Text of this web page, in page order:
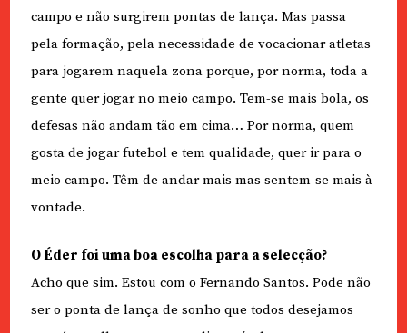
campo e não surgirem pontas de lança. Mas passa
pela formação, pela necessidade de vocacionar atletas
para jogarem naquela zona porque, por norma, toda a
gente quer jogar no meio campo. Tem-se mais bola, os
defesas não andam tão em cima… Por norma, quem
gosta de jogar futebol e tem qualidade, quer ir para o
meio campo. Têm de andar mais mas sentem-se mais à
vontade.
O Éder foi uma boa escolha para a selecção?
Acho que sim. Estou com o Fernando Santos. Pode não
ser o ponta de lança de sonho que todos desejamos